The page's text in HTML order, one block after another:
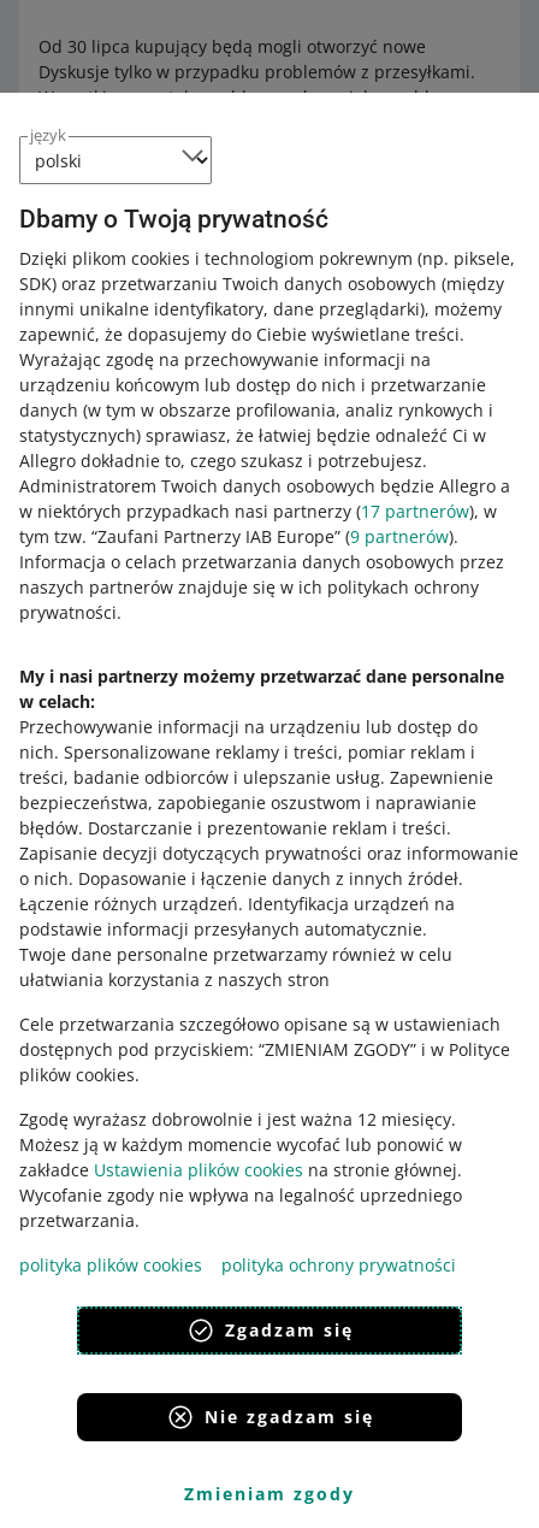
język
Dbamy o Twoją prywatność
Dzięki plikom cookies i technologiom pokrewnym (np. piksele,
SDK) oraz przetwarzaniu Twoich danych osobowych (między
innymi unikalne identyfikatory, dane przeglądarki), możemy
zapewnić, że dopasujemy do Ciebie wyświetlane treści.
Wyrażając zgodę na przechowywanie informacji na
urządzeniu końcowym lub dostęp do nich i przetwarzanie
danych (w tym w obszarze profilowania, analiz rynkowych i
statystycznych) sprawiasz, że łatwiej będzie odnaleźć Ci w
Allegro dokładnie to, czego szukasz i potrzebujesz.
Administratorem Twoich danych osobowych będzie Allegro a
w niektórych przypadkach nasi partnerzy (17 partnerów), w
tym tzw. “Zaufani Partnerzy IAB Europe” (9 partnerów).
Informacja o celach przetwarzania danych osobowych przez
naszych partnerów znajduje się w ich politykach ochrony
prywatności.
My i nasi partnerzy możemy przetwarzać dane personalne
w celach:
Przechowywanie informacji na urządzeniu lub dostęp do
nich. Spersonalizowane reklamy i treści, pomiar reklam i
treści, badanie odbiorców i ulepszanie usług. Zapewnienie
bezpieczeństwa, zapobieganie oszustwom i naprawianie
błędów. Dostarczanie i prezentowanie reklam i treści.
Zapisanie decyzji dotyczących prywatności oraz informowanie
o nich. Dopasowanie i łączenie danych z innych źródeł.
Łączenie różnych urządzeń. Identyfikacja urządzeń na
podstawie informacji przesyłanych automatycznie.
Twoje dane personalne przetwarzamy również w celu
ułatwiania korzystania z naszych stron
Cele przetwarzania szczegółowo opisane są w ustawieniach
dostępnych pod przyciskiem: “ZMIENIAM ZGODY” i w Polityce
plików cookies.
Zgodę wyrażasz dobrowolnie i jest ważna 12 miesięcy.
Możesz ją w każdym momencie wycofać lub ponowić w
zakładce Ustawienia plików cookies na stronie głównej.
Wycofanie zgody nie wpływa na legalność uprzedniego
przetwarzania.
polityka plików cookies
polityka ochrony prywatności
Zgadzam się
Nie zgadzam się
Zmieniam zgody
Od 30 lipca kupujący będą mogli otworzyć nowe
Dyskusje tylko w przypadku problemów z przesyłkami.
Wszystkie pozostałe problemy zgłoszą jako problem z
Dowiedz się więcej o Dyskusjach
Co znajdziesz w zakładce Dyskusje z
kupującymi
Zobaczysz tam wszystkie Dyskusje założone przed 4
sierpnia oraz nowe Dyskusje (od 4 sierpnia), które
dotyczą:
nieotrzymania produktu
opóźnienia w dostawie
zagubienia paczki
braku uprawnień kupującego do reklamacji u
przewoźnika (dotyczy to sytacji, gdy tylko Ty masz taką
możliwość).
Co znajdziesz w Centrum Wiadomości
Zobaczysz tam nowe wątki problem z zakupem (od 4
sierpnia), które dotyczą:
braku produktu w paczce
uszkodzonego towaru (paczka jest cała)
niezgodności produktu z opisem lub zdjęciem
braku części (na przykład brakujących śrubek)
wad wykrytych podczas korzystania z produktu
problemów ze zwrotem produktu lub rezygnacją z
zakupu
braku dokumentów (na przykład gwarancji, instrukcji
lub dowodu zakupu)
braku zwrotu pieniędzy po anulowaniu lub zwrocie
zamówienia.
Czas czytania: 3 min.
Co może pomóc w pozytywnym
rozwiązaniu Dyskusji
Jeśli kupujący rozpoczął z Tobą Dyskusję,
postaraj się ją jak najszybciej pozytywnie
rozwiązać. Szybkie odpowiedzi na pytania
paczki pomoże zakończyć Dyskusję.